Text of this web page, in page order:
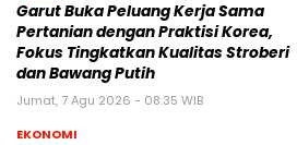
Garut Buka Peluang Kerja Sama
Pertanian dengan Praktisi Korea,
Fokus Tingkatkan Kualitas Stroberi
dan Bawang Putih
Jumat, 7 Agu 2026 - 08:35 WIB
EKONOMI